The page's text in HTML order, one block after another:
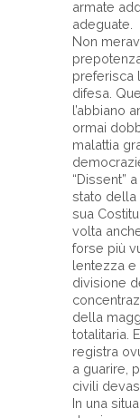
armate
adeguate.
Non
preferisca
difesa.
l’abbiano
ormai
malattia
“Dissent”
stato della
sua
volta
forse più
lentezza e
divisione
della
totalitaria.
registra
a guarire,
civili
In una